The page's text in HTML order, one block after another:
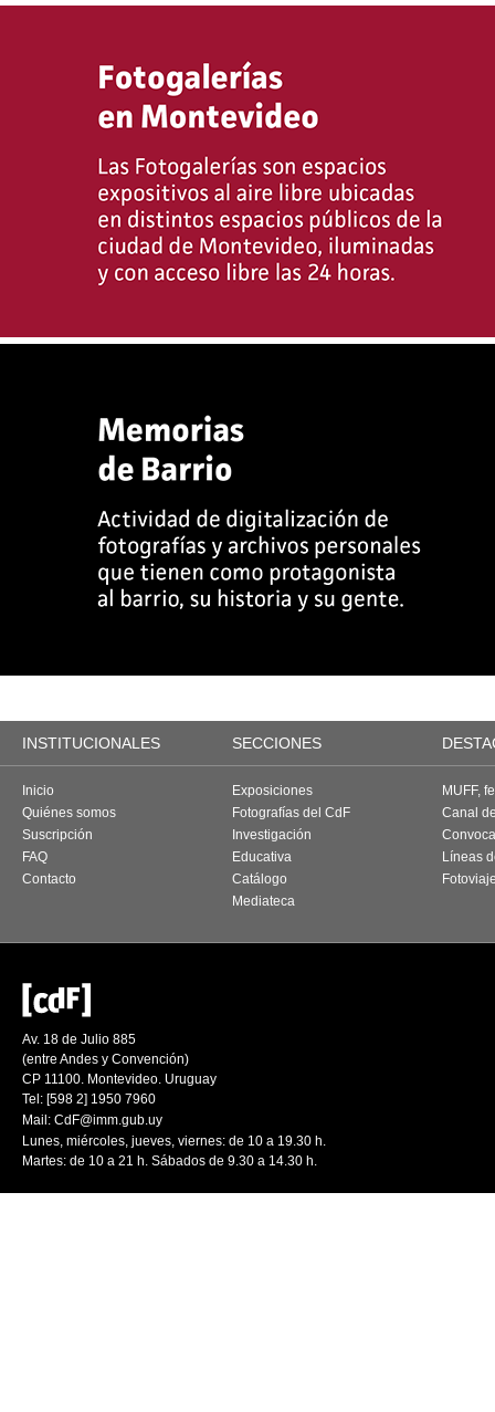
INSTITUCIONALES SECCIONES
Inicio
Quiénes somos
Suscripción
FAQ
Contacto
Exposiciones
Fotografías del CdF
Investigación
Educativa
Catálogo
Mediateca
MUFF,
Canal
Líneas
Av. 18 de Julio 885
(entre Andes y Convención)
CP 11100. Montevideo. Uruguay
Tel: [598 2] 1950 7960
Mail: CdF@imm.gub.uy
Lunes, miércoles, jueves, viernes: de 10 a 19.30 h.
Martes: de 10 a 21 h. Sábados de 9.30 a 14.30 h.